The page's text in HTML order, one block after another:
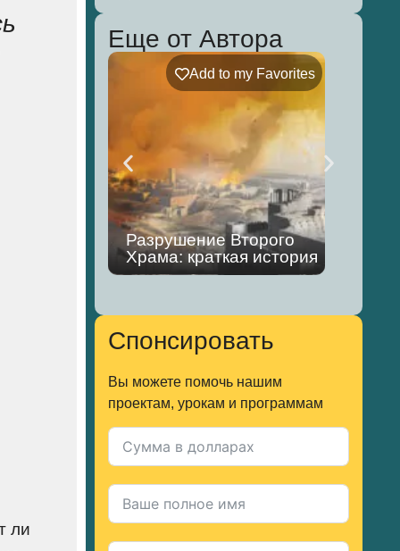
ли
Еще от Автора
Add to my Favorites
Разрушение Второго
Храма: краткая история
Спонсировать
Вы можете помочь нашим
проектам, урокам и программам